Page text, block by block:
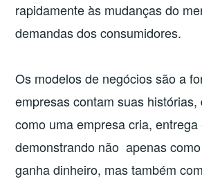
rapidamente às mudanças do
demandas dos consumidores.
Os modelos de negócios são a
empresas contam suas histórias,
como uma empresa cria,
demonstrando não apenas
ganha dinheiro, mas também